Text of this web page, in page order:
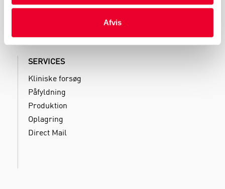
Afvis
SERVICES
Kliniske forsøg
Påfyldning
Produktion
Oplagring
Direct Mail